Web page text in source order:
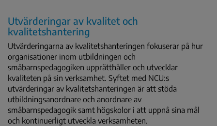
Utvärderingar av kvalitet och
kvalitetshantering
Utvärderingarna av kvalitetshanteringen fokuserar på hur
organisationer inom utbildningen och
småbarnspedagogiken upprätthåller och utvecklar
kvaliteten på sin verksamhet. Syftet med NCU:s
utvärderingar av kvalitetshanteringen är att stöda
utbildningsanordnare och anordnare av
småbarnspedagogik samt högskolor i att uppnå sina mål
och kontinuerligt utveckla verksamheten.